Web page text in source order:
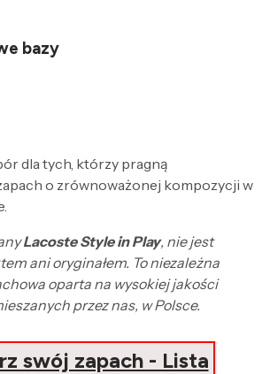
bazy
dla tych, którzy pragną
o zrównoważonej kompozycji w
Lacoste Style in Play, nie jest
ani oryginałem. To niezależna
oparta na wysokiej jakości
przez nas, w Polsce.
swój zapach - Lista